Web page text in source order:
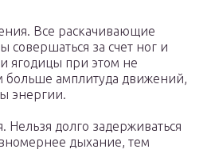
Все раскачивающие
совершаться за счет ног и
ягодицы при этом не
больше амплитуда движений,
энергии.
Нельзя долго задерживаться
дыхание, тем